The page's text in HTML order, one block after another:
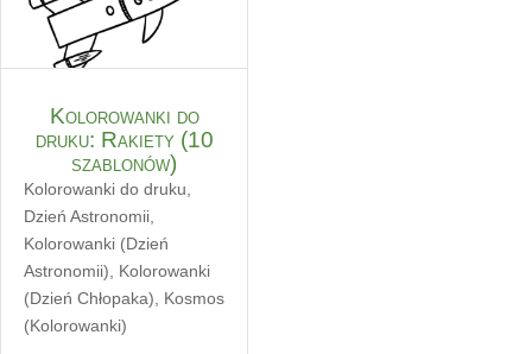
Kolorowanki do
druku: Rakiety (10
szablonów)
Kolorowanki do druku
Dzień Astronomii
Kolorowanki (Dzień
Astronomii)
Kolorowanki
(Dzień Chłopaka)
Kosmos
(Kolorowanki)